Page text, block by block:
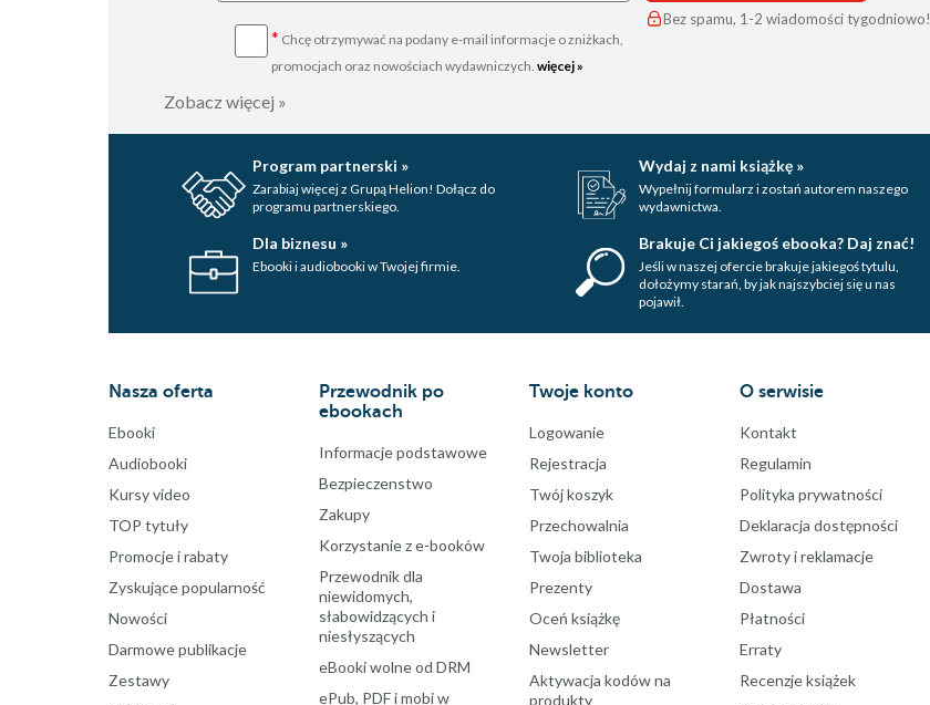
* Chcę otrzymywać na podany e-mail informacje o zniżkach,
promocjach oraz nowościach wydawniczych. więcej »
Bez spamu, 1-2 wiadomości tygodniowo!
Zobacz więcej »
Program partnerski »
Zarabiaj więcej z Grupą Helion! Dołącz do
programu partnerskiego.
Wydaj z nami książkę »
Wypełnij formularz i zostań autorem naszego
wydawnictwa.
Dla biznesu »
Ebooki i audiobooki w Twojej firmie.
Brakuje Ci jakiegoś ebooka? Daj znać!
Jeśli w naszej ofercie brakuje jakiegoś tytulu,
dołożymy starań, by jak najszybciej się u nas
pojawił.
Nasza oferta
Ebooki
Audiobooki
Kursy video
TOP tytuły
Promocje i rabaty
Zyskujące popularność
Nowości
Darmowe publikacje
Zestawy
Przewodnik po
ebookach
Informacje podstawowe
Bezpieczenstwo
Zakupy
Korzystanie z e-booków
Przewodnik dla
niewidomych,
słabowidzących i
niesłyszących
eBooki wolne od DRM
ePub, PDF i mobi w
Twoje konto
Logowanie
Rejestracja
Twój koszyk
Przechowalnia
Twoja biblioteka
Prezenty
Oceń książkę
Newsletter
Aktywacja kodów na
produkty
O serwisie
Kontakt
Regulamin
Polityka prywatności
Deklaracja dostępności
Zwroty i reklamacje
Dostawa
Płatności
Erraty
Recenzje książek